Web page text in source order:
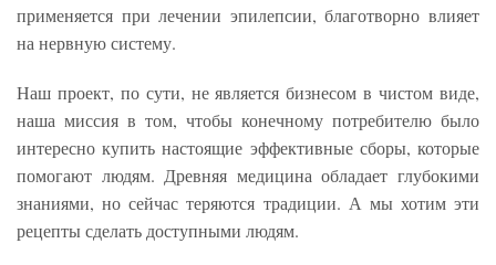
применяется при лечении эпилепсии, благотворно влияет
на нервную систему.
Наш проект, по сути, не является бизнесом в чистом виде,
наша миссия в том, чтобы конечному потребителю было
интересно купить настоящие эффективные сборы, которые
помогают людям. Древняя медицина обладает глубокими
знаниями, но сейчас теряются традиции. А мы хотим эти
рецепты сделать доступными людям.